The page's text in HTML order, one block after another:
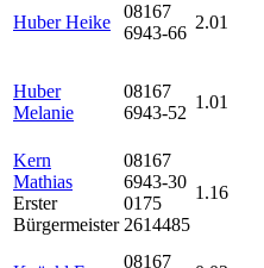
Huber Heike
08167
6943-66
2.01
Huber
Melanie
08167
6943-52
1.01
Kern
Mathias
Erster
Bürgermeister
08167
6943-30
0175
2614485
1.16
08167